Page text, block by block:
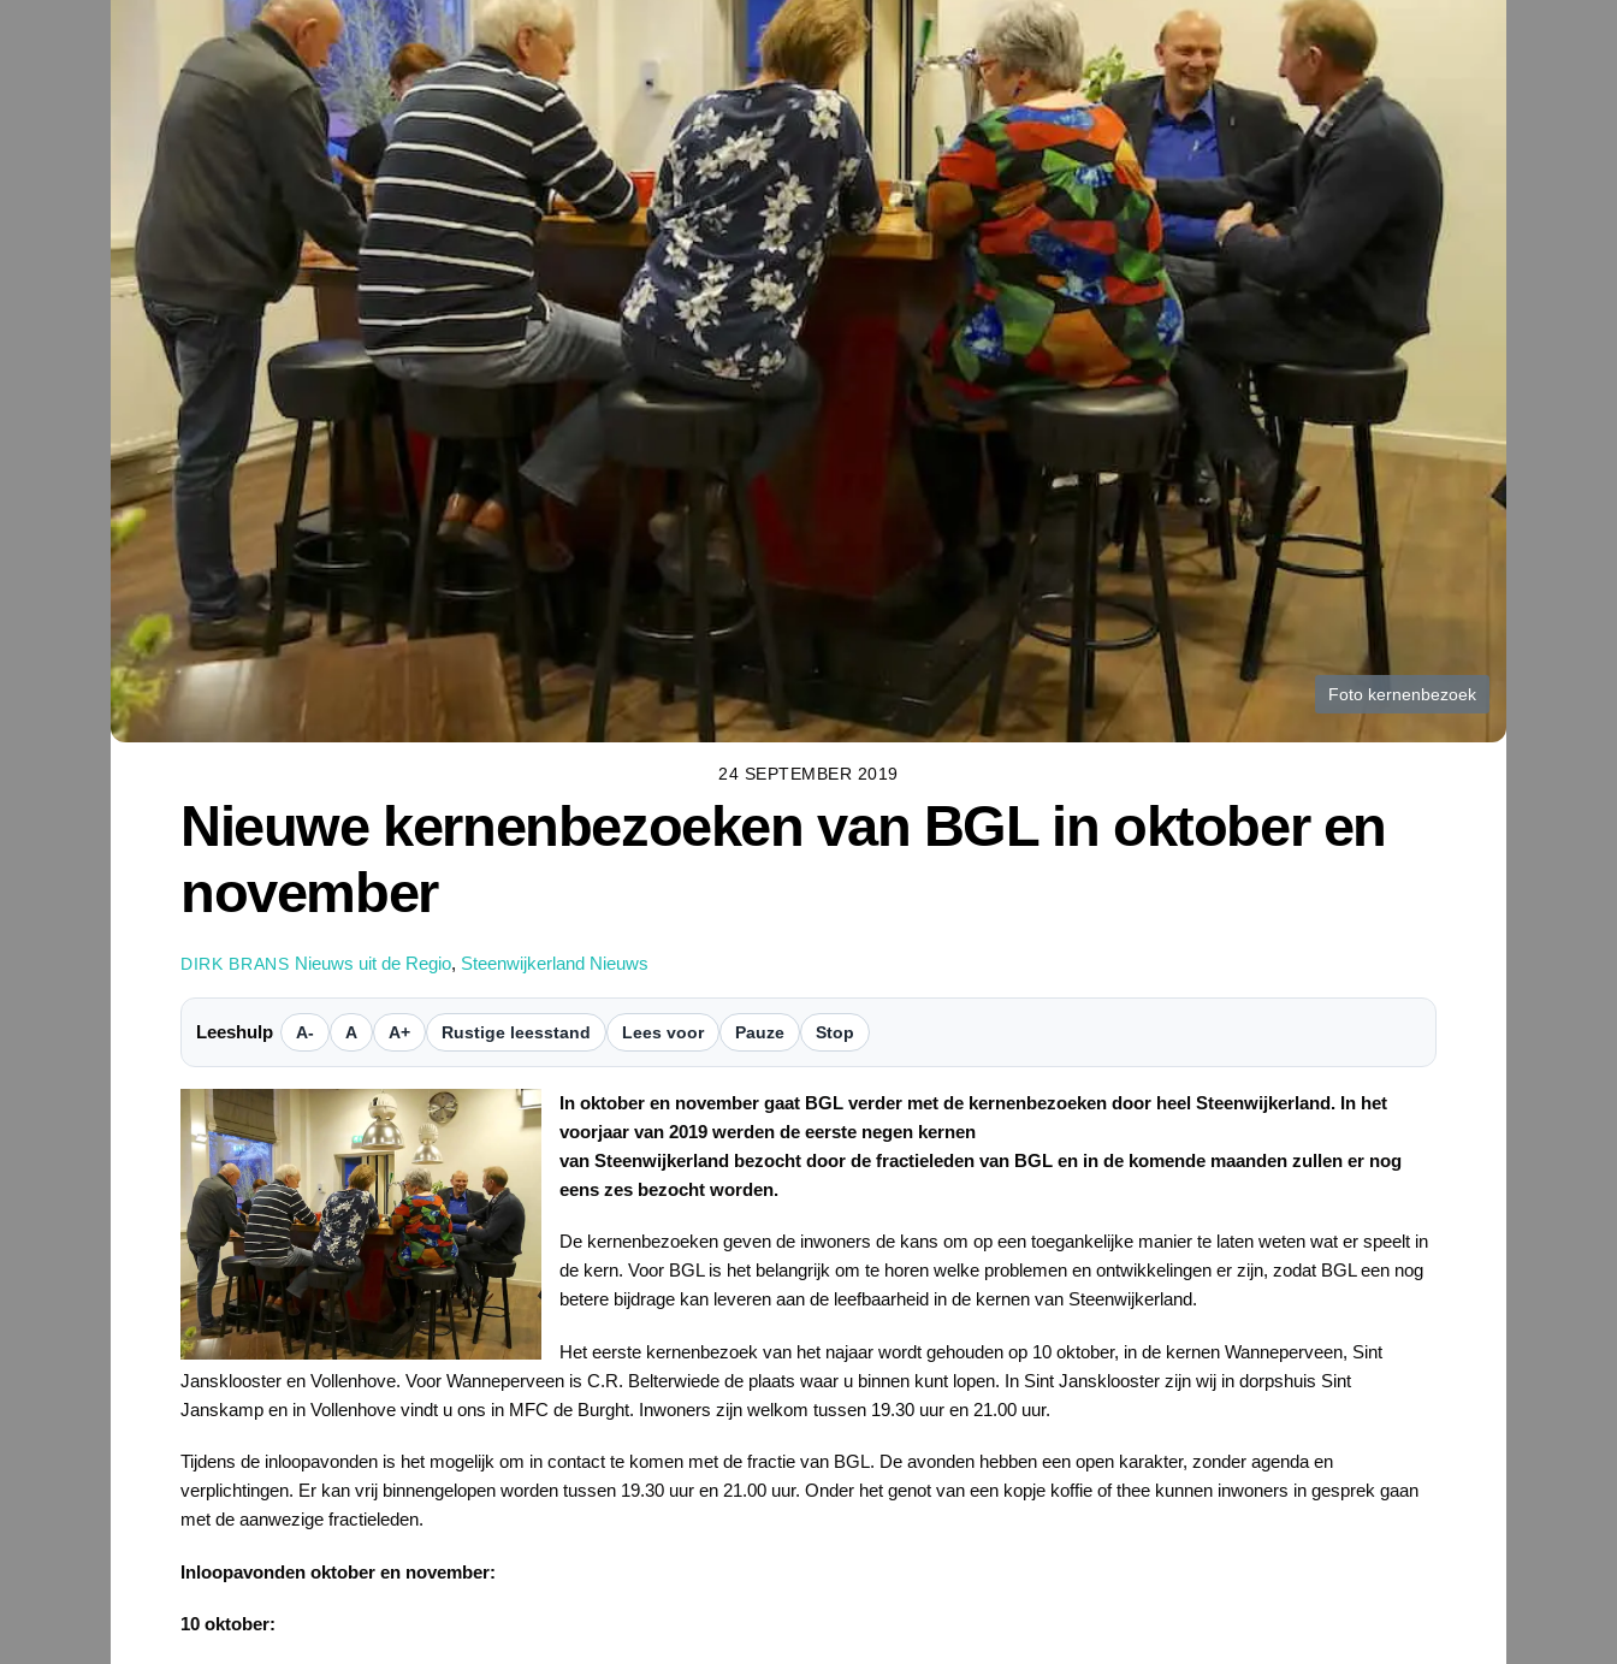
Foto kernenbezoek
24 SEPTEMBER 2019
Nieuwe kernenbezoeken van BGL in oktober en
november
DIRK BRANS Nieuws uit de Regio, Steenwijkerland Nieuws
Leeshulp A- A A+ Rustige leesstand Lees voor Pauze Stop
In oktober en november gaat BGL verder met de kernenbezoeken door heel Steenwijkerland. In het
voorjaar van 2019 werden de eerste negen kernen
van Steenwijkerland bezocht door de fractieleden van BGL en in de komende maanden zullen er nog
eens zes bezocht worden.
De kernenbezoeken geven de inwoners de kans om op een toegankelijke manier te laten weten wat er speelt in
de kern. Voor BGL is het belangrijk om te horen welke problemen en ontwikkelingen er zijn, zodat BGL een nog
betere bijdrage kan leveren aan de leefbaarheid in de kernen van Steenwijkerland.
Het eerste kernenbezoek van het najaar wordt gehouden op 10 oktober, in de kernen Wanneperveen, Sint
Jansklooster en Vollenhove. Voor Wanneperveen is C.R. Belterwiede de plaats waar u binnen kunt lopen. In Sint Jansklooster zijn wij in dorpshuis Sint
Janskamp en in Vollenhove vindt u ons in MFC de Burght. Inwoners zijn welkom tussen 19.30 uur en 21.00 uur.
Tijdens de inloopavonden is het mogelijk om in contact te komen met de fractie van BGL. De avonden hebben een open karakter, zonder agenda en
verplichtingen. Er kan vrij binnengelopen worden tussen 19.30 uur en 21.00 uur. Onder het genot van een kopje koffie of thee kunnen inwoners in gesprek gaan
met de aanwezige fractieleden.
Inloopavonden oktober en november:
10 oktober: